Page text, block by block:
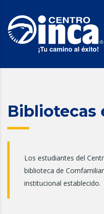
Bibliotecas
Los estudiantes del
biblioteca de
institucional establecido.